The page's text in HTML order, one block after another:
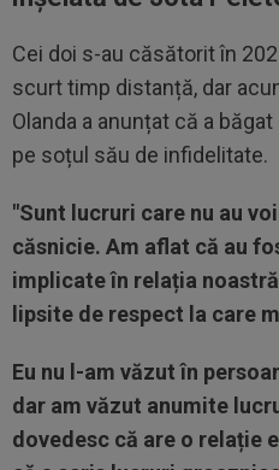
Cei doi s-au căsătorit în
scurt timp distanță, dar
Olanda a anunțat că a
pe soțul său de infidelitate.
"Sunt lucruri care nu au
căsnicie. Am aflat că au
implicate în relația
lipsite de respect la care
Eu nu l-am văzut în
dar am văzut anumite
dovedesc că are o relație